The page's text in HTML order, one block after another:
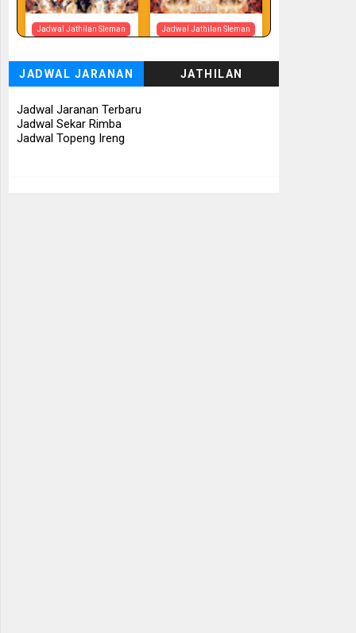
Jadwal Jathilan Sleman
📅 Besok (7/8)
Jadwal Jathilan Sleman
Tunggul Rukun
📅 Besok (7/8)
JADWAL JARANAN JATHILAN
Jadwal Jaranan Terbaru
Jadwal Sekar Rimba
Jadwal Topeng Ireng